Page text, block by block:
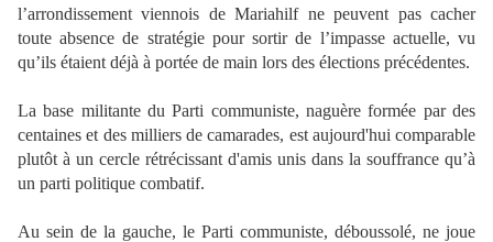
l’arrondissement viennois de Mariahilf ne peuvent pas cacher
toute absence de stratégie pour sortir de l’impasse actuelle, vu
qu’ils étaient déjà à portée de main lors des élections précédentes.
La base militante du Parti communiste, naguère formée par des
centaines et des milliers de camarades, est aujourd'hui comparable
plutôt à un cercle rétrécissant d'amis unis dans la souffrance qu’à
un parti politique combatif.
Au sein de la gauche, le Parti communiste, déboussolé, ne joue